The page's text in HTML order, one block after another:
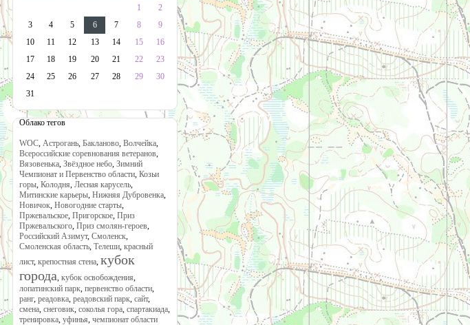
1
2
3
4 5 6 7 8
9
10
11 12 13 14 15
16
17
18 19 20 21 22
23
24
25 26 27 28 29
30
31
Облако тегов
WOC, Астрогань, Бакланово, Волчейка,
Всероссийские соревнования ветеранов,
Вязовенька, Звёздное небо, Зимний
Чемпионат и Первенство области, Козьи
горы, Колодня, Лесная карусель,
Митинские карьеры, Нижняя Дубровенка,
Новичок, Новогодние старты,
Пржевальское, Пригорское, Приз
Пржевальского, Приз смолян-героев,
Российский Азимут, Смоленск,
Смоленская область, Телеши, красный
лист, крепостная стена, кубок
города, кубок освобождения,
лопатинский парк, первенство области,
ранг, реадовка, реадовский парк, сайт,
смена, снеговик, соколья гора, спартакиада,
тренировка, уфинья, чемпионат области